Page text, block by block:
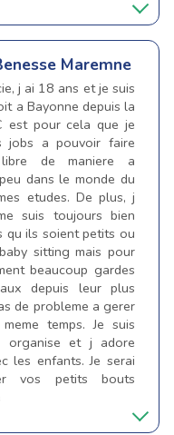
Maremne
j ai 18 ans et je suis
a Bayonne depuis la
est pour cela que je
jobs a pouvoir faire
de maniere a
dans le monde du
etudes. De plus, j
suis toujours bien
qu ils soient petits ou
sitting mais pour
beaucoup gardes
depuis leur plus
de probleme a gerer
temps. Je suis
organise et j adore
les enfants. Je serai
vos petits bouts